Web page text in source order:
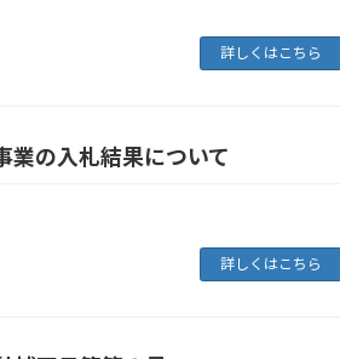
詳しくはこちら
業の入札結果について
詳しくはこちら